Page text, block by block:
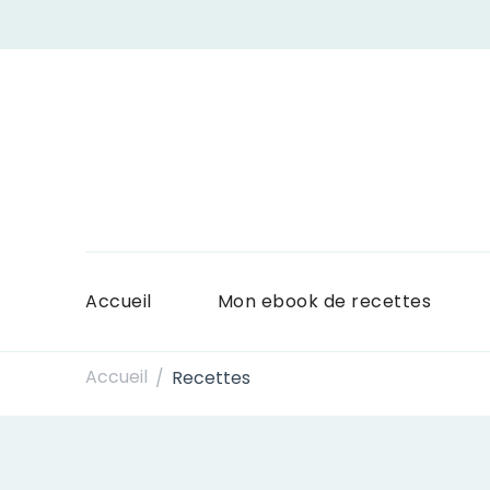
Accueil Mon ebook de recettes
Accueil / Recettes